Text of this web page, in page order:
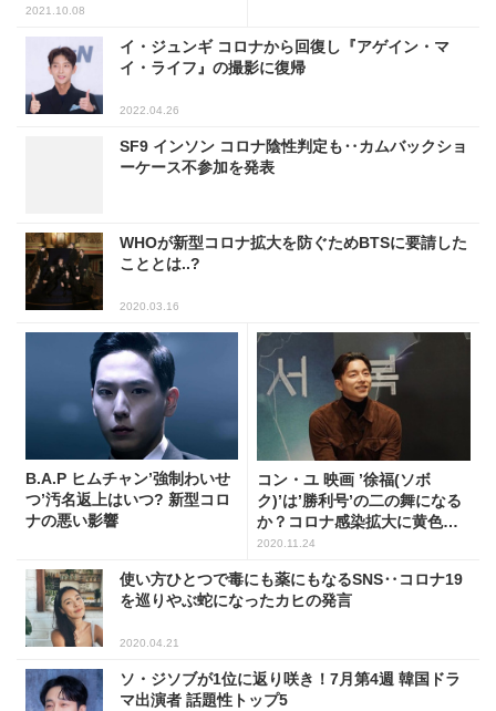
2021.10.08
イ・ジュンギ コロナから回復し『アゲイン・マ
イ・ライフ』の撮影に復帰
2022.04.26
SF9 インソン コロナ陰性判定も‥カムバックショ
ーケース不参加を発表
WHOが新型コロナ拡大を防ぐためBTSに要請した
こととは..?
2020.03.16
B.A.P ヒムチャン’強制わいせ
つ’汚名返上はいつ? 新型コロ
ナの悪い影響
コン・ユ 映画 ’徐福(ソボ
ク)’は’勝利号’の二の舞になる
か？コロナ感染拡大に黄色信
号
2020.11.24
使い方ひとつで毒にも薬にもなるSNS‥コロナ19
を巡りやぶ蛇になったカヒの発言
2020.04.21
ソ・ジソブが1位に返り咲き！7月第4週 韓国ドラ
マ出演者 話題性トップ5